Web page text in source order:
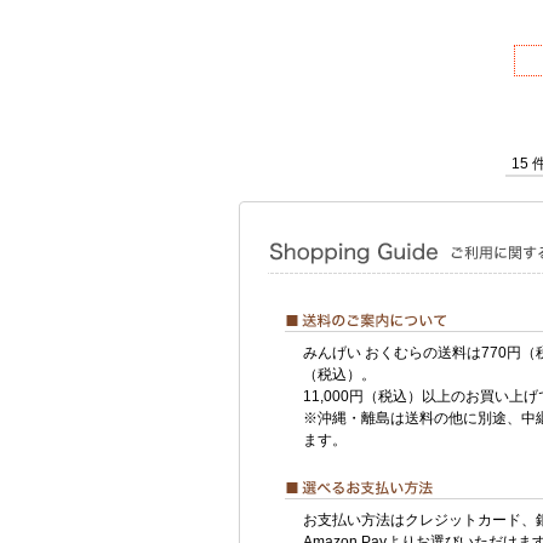
15
みんげい おくむらの送料は770円
（税込）。
11,000円（税込）以上のお買い上
※沖縄・離島は送料の他に別途、中
ます。
お支払い方法はクレジットカード、